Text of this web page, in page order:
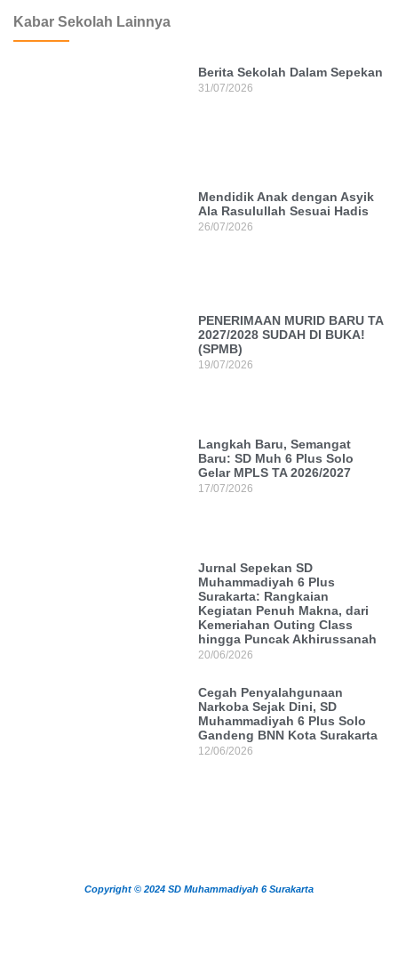
Kabar Sekolah Lainnya
Berita Sekolah Dalam Sepekan
31/07/2026
Mendidik Anak dengan Asyik
Ala Rasulullah Sesuai Hadis
26/07/2026
PENERIMAAN MURID BARU TA
2027/2028 SUDAH DI BUKA!
(SPMB)
19/07/2026
Langkah Baru, Semangat
Baru: SD Muh 6 Plus Solo
Gelar MPLS TA 2026/2027
17/07/2026
Jurnal Sepekan SD
Muhammadiyah 6 Plus
Surakarta: Rangkaian
Kegiatan Penuh Makna, dari
Kemeriahan Outing Class
hingga Puncak Akhirussanah
20/06/2026
Cegah Penyalahgunaan
Narkoba Sejak Dini, SD
Muhammadiyah 6 Plus Solo
Gandeng BNN Kota Surakarta
12/06/2026
Copyright © 2024 SD Muhammadiyah 6 Surakarta